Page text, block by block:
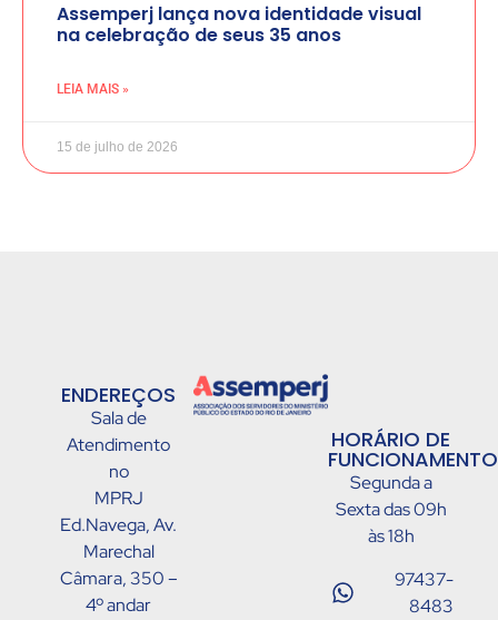
Assemperj lança nova identidade visual
na celebração de seus 35 anos
LEIA MAIS »
15 de julho de 2026
ENDEREÇOS
Sala de
Atendimento
no
MPRJ
Ed.Navega, Av.
Marechal
Câmara, 350 –
4º andar
HORÁRIO DE
Segunda a
Sexta das 09h
às 18h
97437-
8483